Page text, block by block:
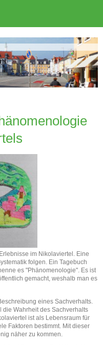
im Nikolaviertel. Eine
folgen. Ein Tagebuch
es "Phänomenologie". Es ist
gemacht, weshalb man es
eines Sachverhalts.
die Wahrheit des Sachverhalts
ist als Lebensraum für
Faktoren bestimmt. Mit dieser
näher zu kommen.